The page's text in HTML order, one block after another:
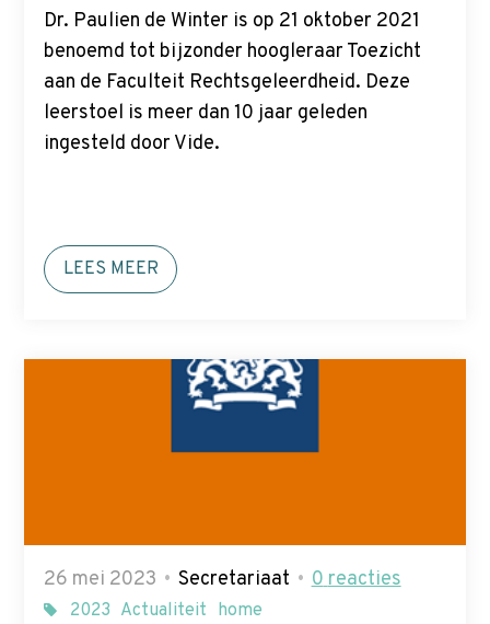
Dr. Paulien de Winter is op 21 oktober 2021
benoemd tot bijzonder hoogleraar Toezicht
aan de Faculteit Rechtsgeleerdheid. Deze
leerstoel is meer dan 10 jaar geleden
ingesteld door Vide.
LEES MEER
26 mei 2023 Secretariaat 0reacties
2023 Actualiteit home